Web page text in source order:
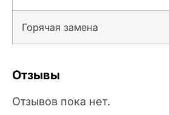
Горячая замена
Отзывы
Отзывов пока нет.